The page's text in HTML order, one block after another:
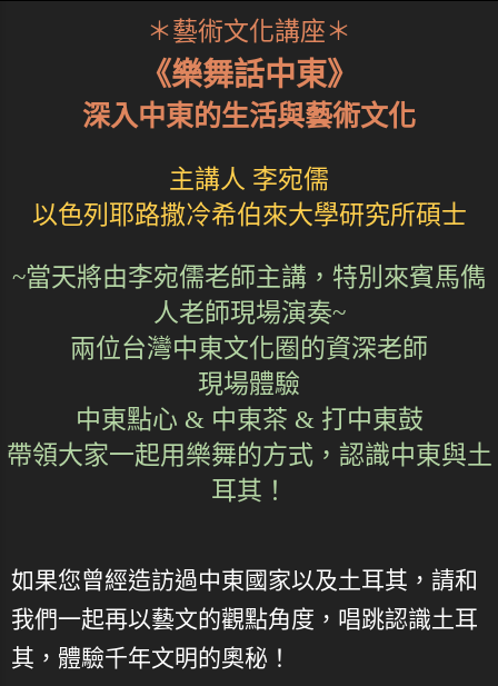
＊藝術文化講座＊
《樂舞話中東》
深入中東的生活與藝術文化
主講人 李宛儒
以色列耶路撒冷希伯來大學研究所碩士
~當天將由李宛儒老師主講，特別來賓馬儁
人老師現場演奏~
兩位台灣中東文化圈的資深老師
現場體驗
中東點心 & 中東茶 & 打中東鼓
帶領大家一起用樂舞的方式，認識中東與土
耳其！
如果您曾經造訪過中東國家以及土耳其，請和
我們一起再以藝文的觀點角度，唱跳認識土耳
其，體驗千年文明的奧秘！